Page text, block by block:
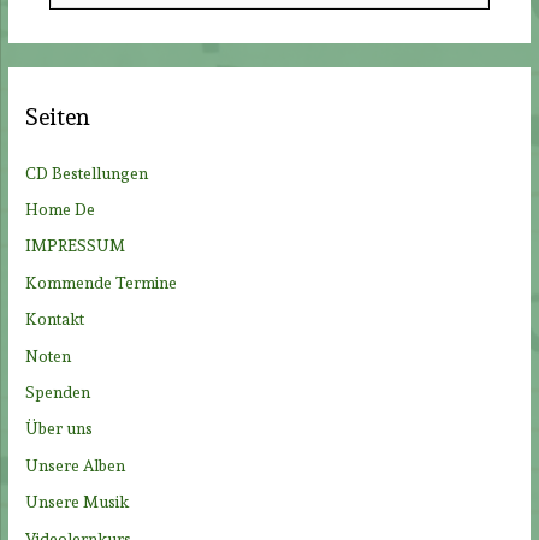
h
n
h
:
Seiten
CD Bestellungen
Home De
IMPRESSUM
Kommende Termine
Kontakt
Noten
Spenden
Über uns
Unsere Alben
Unsere Musik